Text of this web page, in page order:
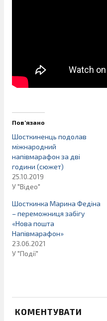
Пов’язано
Шосткиненць подолав
міжнародний
напівмарафон за дві
години (сюжет)
25.10.2019
У "Відео"
Шосткинка Марина Федіна
– переможниця забігу
«Нова пошта
Напівмарафон»
23.06.2021
У "Події"
КОМЕНТУВАТИ